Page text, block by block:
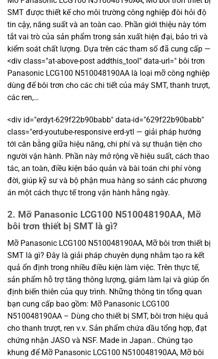
SMT được thiết kế cho môi trường công nghiệp đòi hỏi độ
tin cậy, năng suất và an toàn cao. Phần giới thiệu này tóm
tắt vai trò của sản phẩm trong sản xuất hiện đại, bảo trì và
kiểm soát chất lượng. Dựa trên các tham số đã cung cấp —
<div class="at-above-post addthis_tool" data-url=" bôi trơn
Panasonic LCG100 N510048190AA là loại mỡ công nghiệp
dùng để bôi trơn cho các chi tiết của máy SMT, thanh trượt,
các ren,…
<div id="erdyt-629f22b90babb" data-id="629f22b90babb"
class="erd-youtube-responsive erd-ytl — giải pháp hướng
tới cân bằng giữa hiệu năng, chi phí và sự thuận tiện cho
người vận hành. Phần này mở rộng về hiệu suất, cách thao
tác, an toàn, điều kiện bảo quản và bài toán chi phí vòng
đời, giúp kỹ sư và bộ phận mua hàng so sánh các phương
án một cách thực tế trong vận hành hằng ngày.
2. Mỡ Panasonic LCG100 N510048190AA, Mỡ
bôi trơn thiết bị SMT là gì?
Mỡ Panasonic LCG100 N510048190AA, Mỡ bôi trơn thiết bị
SMT là gì? Đây là giải pháp chuyên dụng nhằm tạo ra kết
quả ổn định trong nhiều điều kiện làm việc. Trên thực tế,
sản phẩm hỗ trợ tăng thông lượng, giảm làm lại và giúp ổn
định biến thiên của quy trình. Những thông tin tổng quan
bạn cung cấp bao gồm: Mỡ Panasonic LCG100
N510048190AA – Dùng cho thiết bị SMT, bôi trơn hiệu quả
cho thanh trượt, ren v.v. Sản phẩm chứa dầu tổng hợp, đạt
chứng nhận JASO và NSF. Made in Japan.. Chúng tạo
khung để Mỡ Panasonic LCG100 N510048190AA, Mỡ bôi